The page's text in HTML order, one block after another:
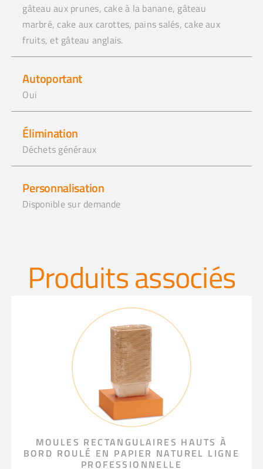
gâteau aux prunes, cake à la banane, gâteau
marbré, cake aux carottes, pains salés, cake aux
fruits, et gâteau anglais.
Autoportant
Oui
Élimination
Déchets généraux
Personnalisation
Disponible sur demande
Produits associés
MOULES RECTANGULAIRES HAUTS À
BORD ROULÉ EN PAPIER NATUREL LIGNE
PROFESSIONNELLE